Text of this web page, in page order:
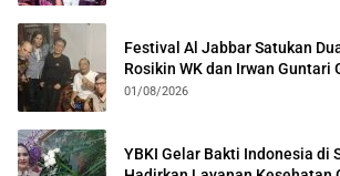
Festival Al Jabbar Satukan
Rosikin WK dan Irwan Guntari
Kolosal
01/08/2026
YBKI Gelar Bakti Indonesia di